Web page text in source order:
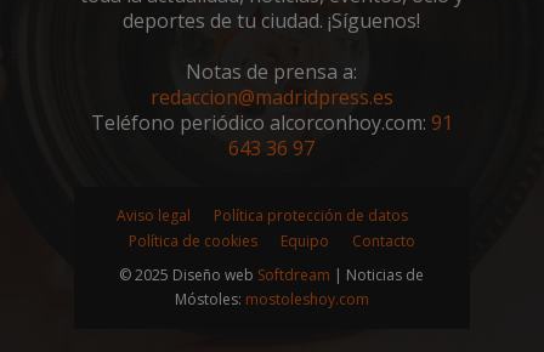
deportes de tu ciudad. ¡Síguenos!
Notas de prensa a:
redaccion@madridpress.es
Teléfono periódico alcorconhoy.com: 91
643 36 97
Aviso legal
Política protección de datos
Política de cookies
Equipo
Contacto
© 2025 Diseño web Softdream | Noticias de
Móstoles: mostoleshoy.com
VISITOR_PRIVACY_METADATA
YouTube
.youtube.com